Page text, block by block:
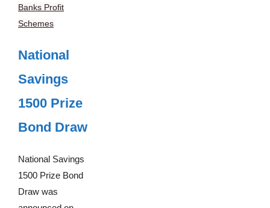
Banks Profit
Schemes
National
Savings
1500 Prize
Bond Draw
National Savings
1500 Prize Bond
Draw was